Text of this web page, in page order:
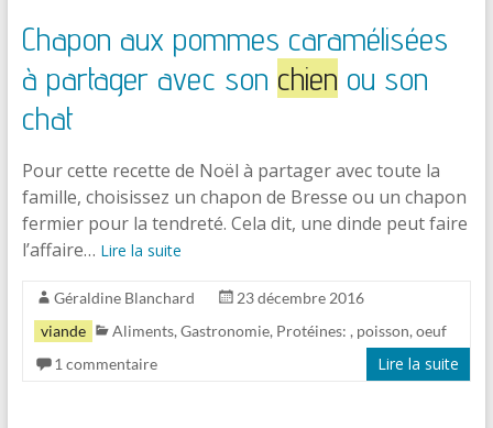
Chapon aux pommes caramélisées
à partager avec son chien ou son
chat
Pour cette recette de Noël à partager avec toute la
famille, choisissez un chapon de Bresse ou un chapon
fermier pour la tendreté. Cela dit, une dinde peut faire
l’affaire… Lire la suite
Géraldine Blanchard
23 décembre 2016
Aliments, Gastronomie, Protéines:
viande
, poisson, oeuf
1 commentaire
Lire la suite